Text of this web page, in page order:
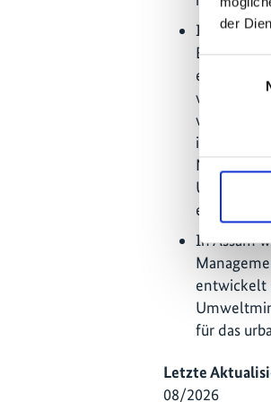
der
In
ein
wurde
im
Umkaber
einem 200
In Assam
entwickelt
für das
Letzte
08/2026